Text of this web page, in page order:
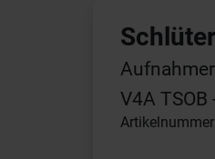
V4A